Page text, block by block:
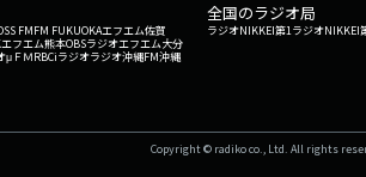
FMFM FUKUOKAエフエム佐賀
フエム熊本OBSラジオエフエム大分
μＦＭRBCiラジオラジオ沖縄FM沖縄
全国のラジオ局
ラジオNIKKEI第1ラジオNIKKEI
Copyright © radiko co., Ltd. All rights